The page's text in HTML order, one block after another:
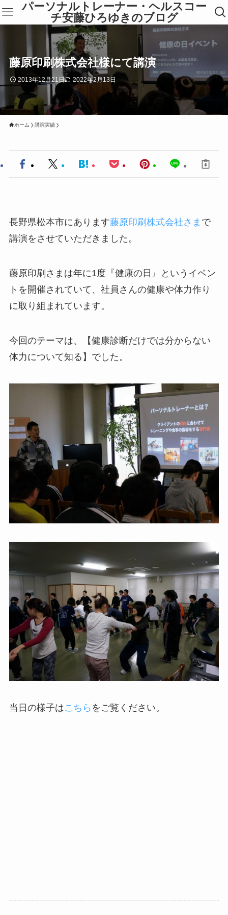
パーソナルトレーナー・ヘルスコー
チ安藤ひろゆきのブログ
藤原印刷株式会社様にて講演
2013年12月21日 2022年2月13日
ホーム 講演実績
長野県松本市にあります藤原印刷株式会社さま で
講演をさせていただきました。
藤原印刷さまは年に1度『健康の日』というイベン
トを開催されていて、社員さんの健康や体力作り
に取り組まれています。
今回のテーマは、【健康診断だけでは分からない
体力について知る】でした。
当日の様子はこちら をご覧ください。